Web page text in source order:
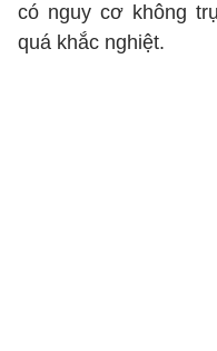
có nguy cơ không
quá khắc nghiệt.